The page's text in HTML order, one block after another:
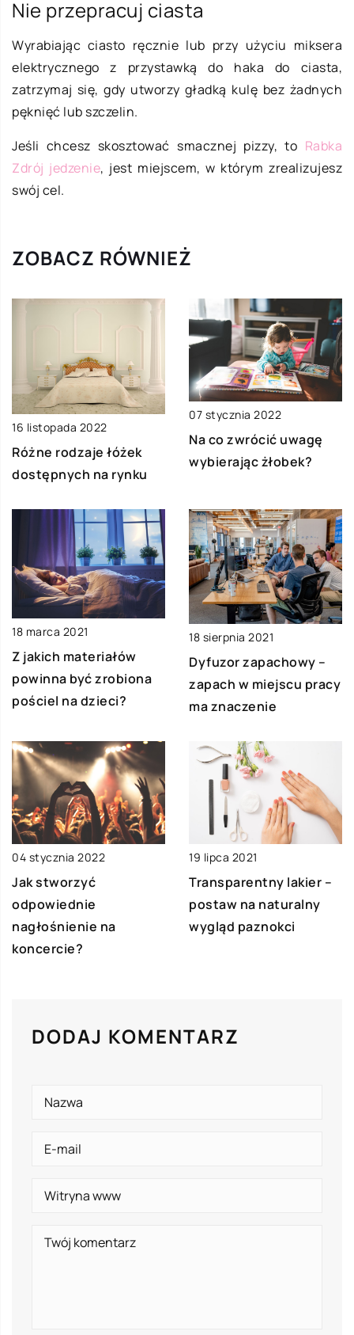
Nie przepracuj ciasta
Wyrabiając ciasto ręcznie lub przy użyciu miksera
elektrycznego z przystawką do haka do ciasta,
zatrzymaj się, gdy utworzy gładką kulę bez żadnych
pęknięć lub szczelin.
Jeśli chcesz skosztować smacznej pizzy, to Rabka
Zdrój jedzenie, jest miejscem, w którym zrealizujesz
swój cel.
ZOBACZ RÓWNIEŻ
16 listopada 2022
Różne rodzaje łóżek
dostępnych na rynku
07 stycznia 2022
Na co zwrócić uwagę
wybierając żłobek?
18 marca 2021
Z jakich materiałów
powinna być zrobiona
pościel na dzieci?
18 sierpnia 2021
Dyfuzor zapachowy –
zapach w miejscu pracy
ma znaczenie
04 stycznia 2022
Jak stworzyć
odpowiednie
nagłośnienie na
koncercie?
19 lipca 2021
Transparentny lakier –
postaw na naturalny
wygląd paznokci
DODAJ KOMENTARZ